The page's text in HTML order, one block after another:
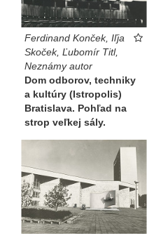
Ferdinand Konček, Iľja
Skoček, Ľubomír Titl,
Neznámy autor
Dom odborov, techniky
a kultúry (Istropolis)
Bratislava. Pohľad na
strop veľkej sály.